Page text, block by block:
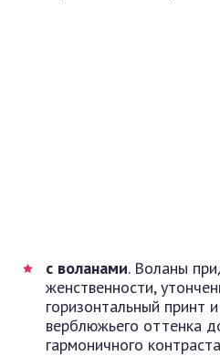
с воланами. Воланы
женственности,
горизонтальный принт
верблюжьего оттенка
гармоничного